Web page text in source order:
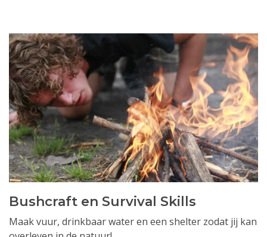
Bushcraft en Survival Skills
Maak vuur, drinkbaar water en een shelter zodat jij kan